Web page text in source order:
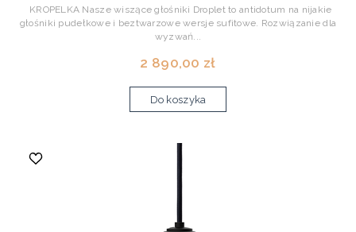
KROPELKA Nasze wiszące głośniki Droplet to antidotum na nijakie
głośniki pudełkowe i beztwarzowe wersje sufitowe. Rozwiązanie dla
wyzwań...
2 890,00 zł
Do koszyka